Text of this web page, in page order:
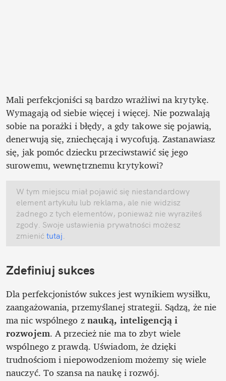
Mali perfekcjoniści są bardzo wrażliwi na krytykę.
Wymagają od siebie więcej i więcej. Nie pozwalają
sobie na porażki i błędy, a gdy takowe się pojawią,
denerwują się, zniechęcają i wycofują. Zastanawiasz
się, jak pomóc dziecku przeciwstawić się jego
surowemu, wewnętrznemu krytykowi?
W tym miejscu miał pojawić się niestandardowy
element artykułu lub reklama, ale nie widzisz
żadnego z tych elementów, ponieważ nie wyraziłeś
zgody. Swoje ustawienia prywatności możesz
zmienić tutaj
Zdefiniuj sukces
Dla perfekcjonistów sukces jest wynikiem wysiłku,
zaangażowania, przemyślanej strategii. Sądzą, że nie
ma nic wspólnego z nauką, inteligencją i
rozwojem. A przecież nie ma to zbyt wiele
wspólnego z prawdą. Uświadom, że dzięki
trudnościom i niepowodzeniom możemy się wiele
nauczyć. To szansa na naukę i rozwój.